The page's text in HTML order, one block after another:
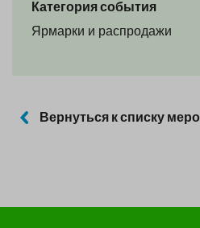
Категория события
Ярмарки и распродажи
Вернуться к списку